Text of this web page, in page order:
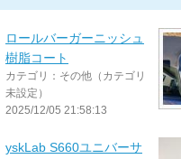
ロールバーガーニッシュ
樹脂コート
カテゴリ：その他（カテゴリ
未設定）
2025/12/05 21:58:13
yskLab S660ユニバーサ